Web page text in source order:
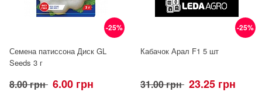
-25%
Семена патиссона Диск GL
Seeds 3 г
8.00 грн 6.00 грн
-25%
Кабачок Арал F1 5 шт
31.00 грн 23.25 грн